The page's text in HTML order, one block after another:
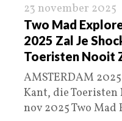
23 november 2025
Two Mad
2025 Zal Je
Toeristen Nooit
AMSTERDAM
Kant, die Toeristen
nov 2025 Two Mad